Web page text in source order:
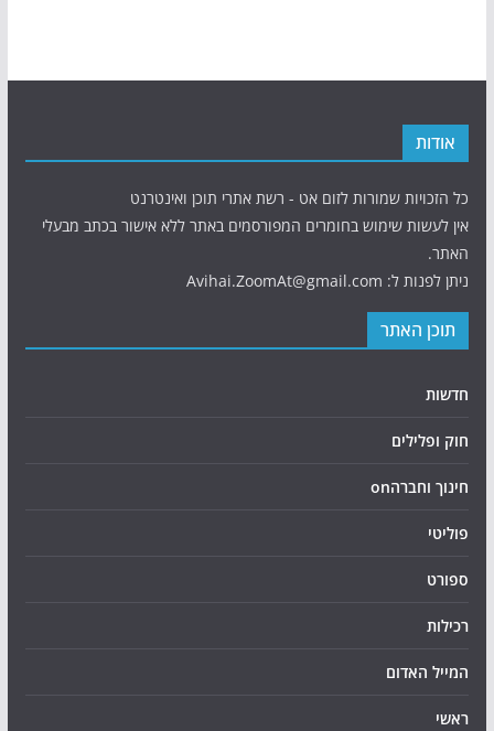
אודות
כל הזכויות שמורות לזום אט - רשת אתרי תוכן ואינטרנט
אין לעשות שימוש בחומרים המפורסמים באתר ללא אישור בכתב מבעלי
האתר.
ניתן לפנות ל: Avihai.ZoomAt@gmail.com
תוכן האתר
חדשות
חוק ופלילים
חינוך וחברהon
פוליטי
ספורט
רכילות
המייל האדום
ראשי